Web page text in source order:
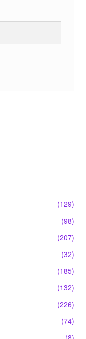
(129)
(98)
(207)
(32)
(185)
(132)
(226)
(74)